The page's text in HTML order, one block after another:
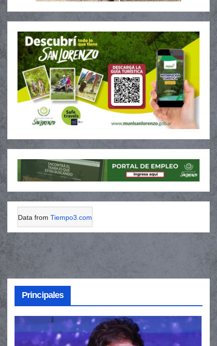
Data from Tiempo3.com
Principales